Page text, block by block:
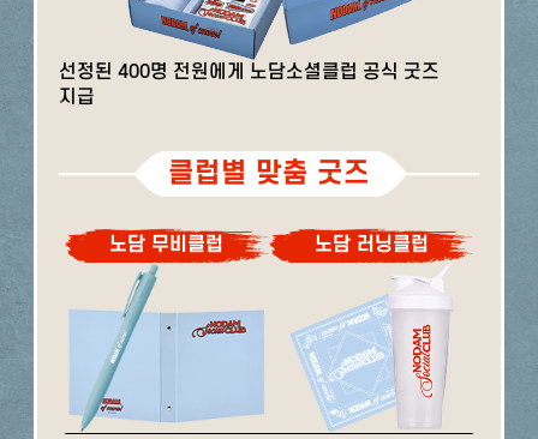
선정된 400명 전원에게 노담소셜클럽 공식 굿즈
지급
클럽별 맞춤 굿즈
노담 무비클럽 노담 러닝클럽